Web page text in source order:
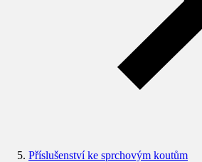
Příslušenství ke sprchovým koutům